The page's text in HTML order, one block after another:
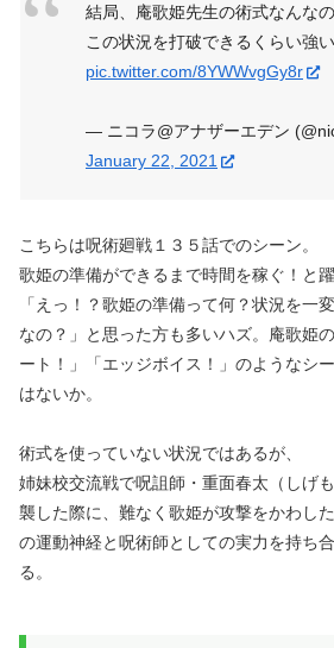
結局、庵歌姫先生の術式なんな
この状況を打破できるくらい強
pic.twitter.com/8YWWvgGy8r
— ニコラ@アナザーエデン
January 22, 2021
こちらは呪術廻戦１３５話でのシーン。
歌姫の準備ができるまで時間を稼ぐ！と
「えっ！？歌姫の準備って何？状況を一
なの？」と思った方も多いハズ。庵歌姫
ート！」「エッジボイス！」のようなシ
はないか。
術式を使っていない状況ではあるが、
姉妹校交流戦で呪詛師・重面春太（しげ
襲した際に、難なく歌姫が攻撃をかわし
の運動神経と呪術師としての実力を持ち
る。